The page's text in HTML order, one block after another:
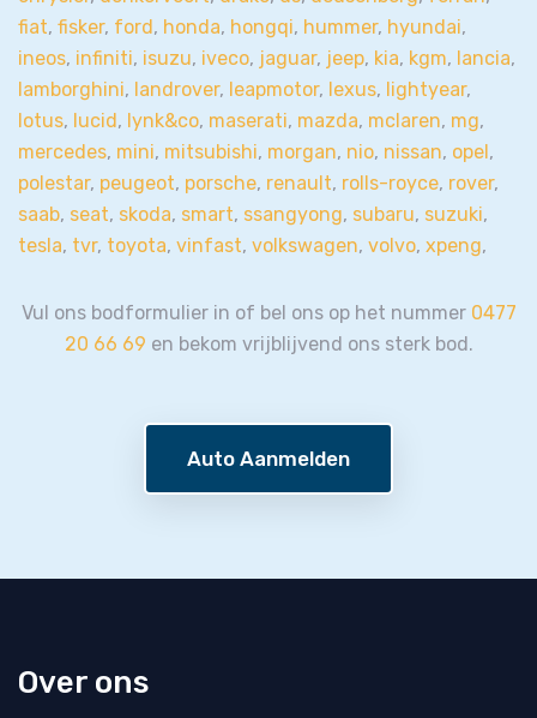
fiat, fisker, ford , honda, hongqi, hummer, hyundai,
ineos, infiniti, isuzu, iveco, jaguar, jeep, kia, kgm, lancia,
lamborghini, landrover, leapmotor, lexus, lightyear,
lotus, lucid , lynk&co, maserati, mazda, mclaren, mg,
mercedes, mini, mitsubishi, morgan, nio, nissan, opel ,
polestar, peugeot, porsche, renault, rolls-royce, rover,
saab, seat, skoda, smart, ssangyong, subaru, suzuki,
tesla, tvr, toyota, vinfast, volkswagen, volvo, xpeng,
Vul ons bodformulier in of bel ons op het nummer 0477
20 66 69 en bekom vrijblijvend ons sterk bod.
Auto Aanmelden
Over ons